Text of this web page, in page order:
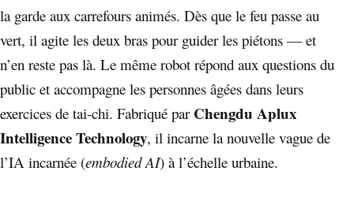
la garde aux carrefours animés. Dès que le feu passe au
vert, il agite les deux bras pour guider les piétons — et
n’en reste pas là. Le même robot répond aux questions du
public et accompagne les personnes âgées dans leurs
exercices de tai-chi. Fabriqué par Chengdu Aplux
Intelligence Technology, il incarne la nouvelle vague de
l’IA incarnée (embodied AI) à l’échelle urbaine.